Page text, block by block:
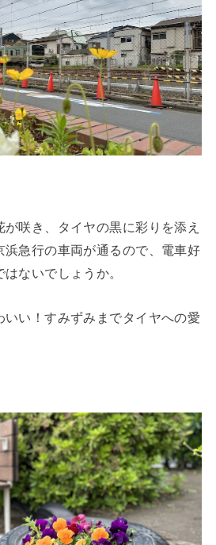
咲き、タイヤの黒に彩りを添え
浜急行の車両が通るので、電車好
ないでしょうか。
いい！すみずみまでタイヤへの愛